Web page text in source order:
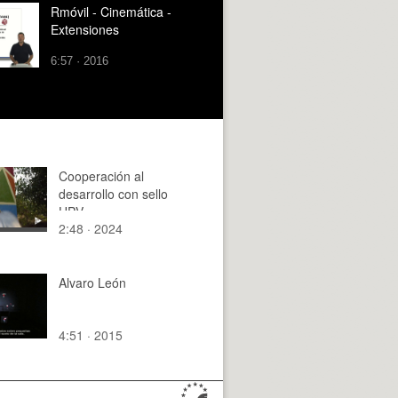
Rmóvil - Cinemática -
Extensiones
6:57 · 2016
Cooperación al
desarrollo con sello
UPV
2:48 · 2024
Alvaro León
4:51 · 2015